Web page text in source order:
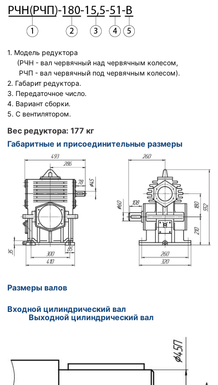
1. Модель редуктора
(РЧН - вал червячный над червячным колесом,
РЧП - вал червячный под червячным колесом).
2. Габарит редуктора.
3. Передаточное число.
4. Вариант сборки.
5. С вентилятором.
Вес редуктора: 177 кг
Габаритные и присоединительные размеры
Размеры валов
Входной цилиндрический вал
Выходной цилиндрический вал